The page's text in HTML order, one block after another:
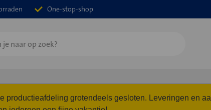
One-stop-shop
productieafdeling grotendeels gesloten. Leveringen en